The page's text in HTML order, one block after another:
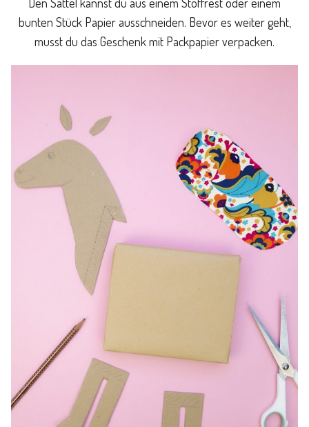
bunten Stück Papier ausschneiden. Bevor es weiter geht,
musst du das Geschenk mit Packpapier verpacken.